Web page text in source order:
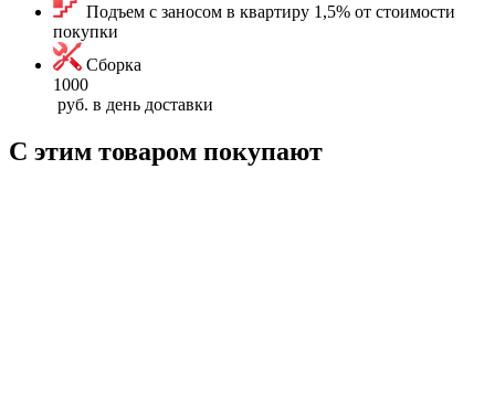
Подъем с заносом в квартиру 1,5% от стоимости
покупки
Сборка
1000
руб. в день доставки
С этим товаром покупают